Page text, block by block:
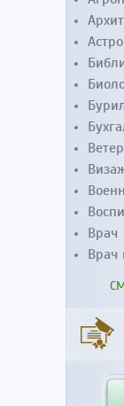
Врач
Врач